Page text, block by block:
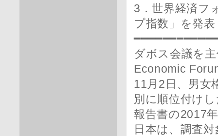
3．世界経済フ
プ指数」を発表
ダボス会議を
Economic
11月2日、男女
別に順位付け
報告書の2017
日本は、調査